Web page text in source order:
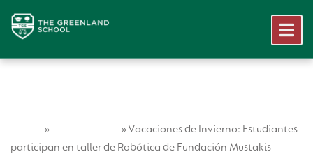
» »Vacaciones de Invierno: Estudiantes
participan en taller de Robótica de Fundación Mustakis